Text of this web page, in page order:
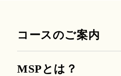
コースのご案内
MSPとは？